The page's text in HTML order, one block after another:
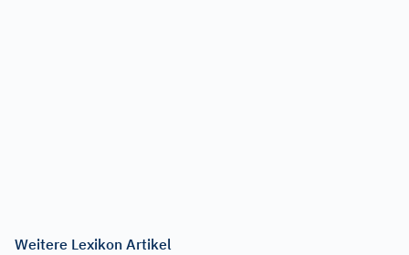
Weitere Lexikon Artikel